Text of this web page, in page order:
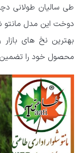
طی سالیان طولانی
دوخت این مدل مانتو
بهترین نخ های
محصول خود را